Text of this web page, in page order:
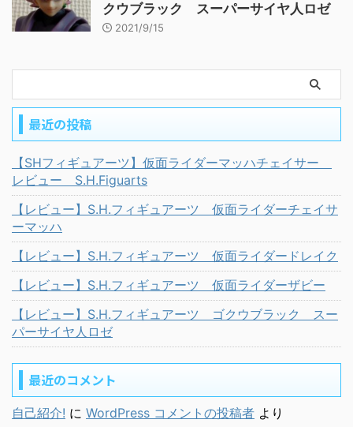
クウブラック スーパーサイヤ人ロゼ
2021/9/15
最近の投稿
【SHフィギュアーツ】仮面ライダーマッハチェイサー
レビュー S.H.Figuarts
【レビュー】S.H.フィギュアーツ 仮面ライダーチェイサ
ーマッハ
【レビュー】S.H.フィギュアーツ 仮面ライダードレイク
【レビュー】S.H.フィギュアーツ 仮面ライダーザビー
【レビュー】S.H.フィギュアーツ ゴクウブラック スー
パーサイヤ人ロゼ
最近のコメント
自己紹介! に WordPress コメントの投稿者 より